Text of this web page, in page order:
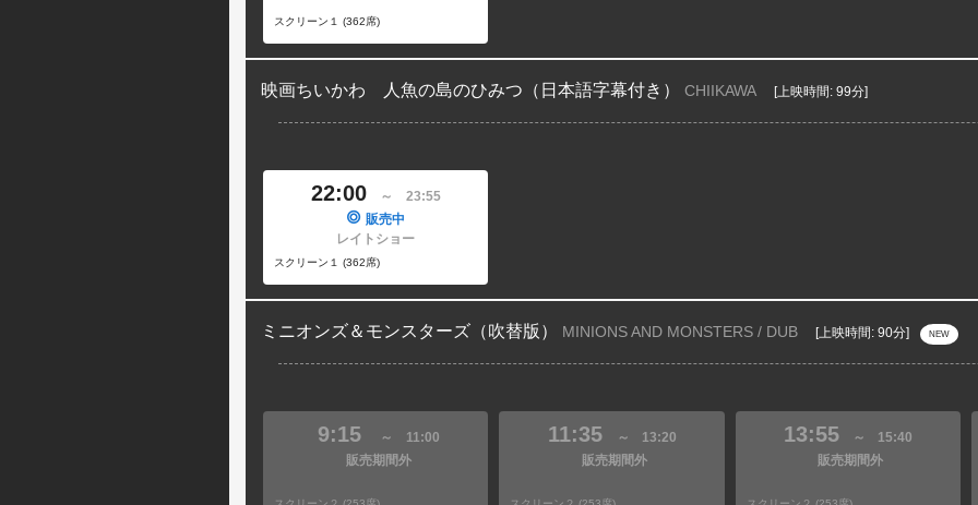
スクリーン１ (362席)
映画ちいかわ 人魚の島のひみつ（日本語字幕付き） CHIIKAWA [上映時間: 99分]
22:00 ～
23:55
販売中
レイトショー
スクリーン１ (362席)
ミニオンズ＆モンスターズ（吹替版） MINIONS AND MONSTERS / DUB [上映時間: 90分] NEW
9:15 ～
11:00
販売期間外
11:35 ～
13:20
販売期間外
13:55 ～
15:40
販売期間外